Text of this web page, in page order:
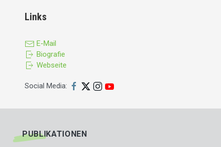
Links
E-Mail
Biografie
Webseite
Social Media:
PUBLIKATIONEN